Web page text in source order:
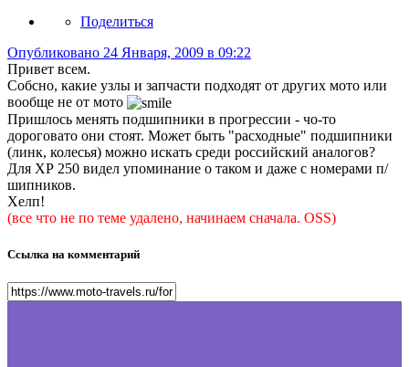
Поделиться
Опубликовано 24 Января, 2009 в 09:22
Привет всем.
Собсно, какие узлы и запчасти подходят от других мото или
вообще не от мото
Пришлось менять подшипники в прогрессии - чо-то
дороговато они стоят. Может быть "расходные" подшипники
(линк, колесья) можно искать среди российский аналогов?
Для ХР 250 видел упоминание о таком и даже с номерами п/
шипников.
Хелп!
(все что не по теме удалено, начинаем сначала. OSS)
Ссылка на комментарий